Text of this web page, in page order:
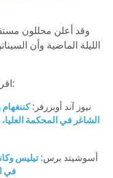
وقد أعلن محللون
الليلة الماضية وأن
اقرأ المزيد من تغطية ما بعد المناظرة هنا:
نيوز آند أوبزرفر:
الشاغر في المحكمة العليا،
أسوشيتد برس:تيليس
في